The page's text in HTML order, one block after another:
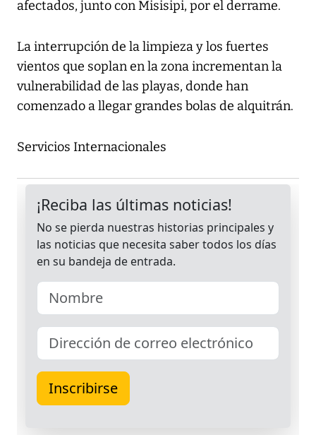
afectados, junto con Misisipi, por el derrame.
La interrupción de la limpieza y los fuertes
vientos que soplan en la zona incrementan la
vulnerabilidad de las playas, donde han
comenzado a llegar grandes bolas de alquitrán.
Servicios Internacionales